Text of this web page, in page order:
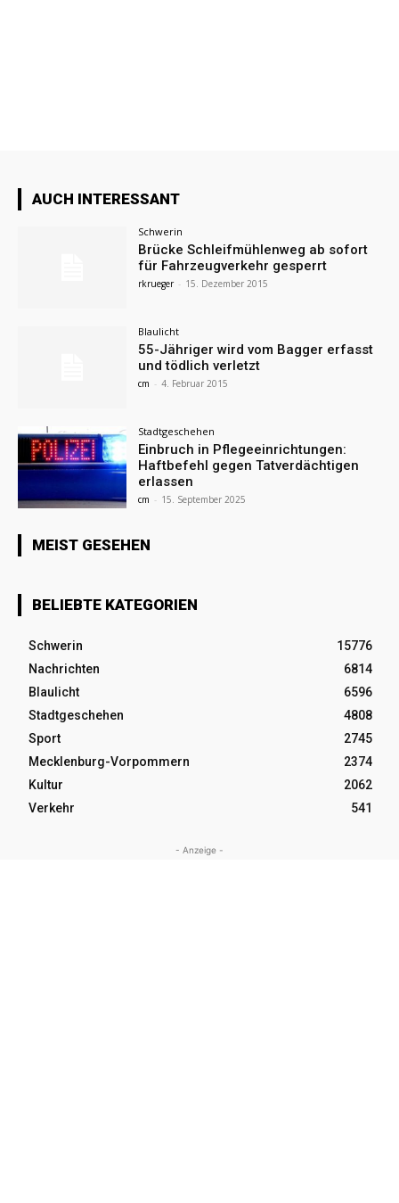
AUCH INTERESSANT
Schwerin
Brücke Schleifmühlenweg ab sofort
für Fahrzeugverkehr gesperrt
rkrueger - 15. Dezember 2015
Blaulicht
55-Jähriger wird vom Bagger erfasst
und tödlich verletzt
cm - 4. Februar 2015
Stadtgeschehen
Einbruch in Pflegeeinrichtungen:
Haftbefehl gegen Tatverdächtigen
erlassen
cm - 15. September 2025
MEIST GESEHEN
BELIEBTE KATEGORIEN
Schwerin
15776
Nachrichten
6814
Blaulicht
6596
Stadtgeschehen
4808
Sport
2745
Mecklenburg-Vorpommern
2374
Kultur
2062
Verkehr
541
- Anzeige -